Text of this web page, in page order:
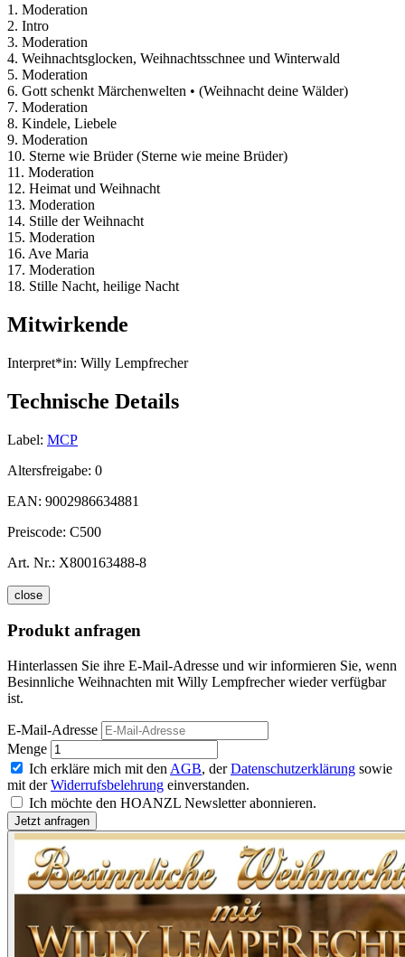
1. Moderation
2. Intro
3. Moderation
4. Weihnachtsglocken, Weihnachtsschnee und Winterwald
5. Moderation
6. Gott schenkt Märchenwelten • (Weihnacht deine Wälder)
7. Moderation
8. Kindele, Liebele
9. Moderation
10. Sterne wie Brüder (Sterne wie meine Brüder)
11. Moderation
12. Heimat und Weihnacht
13. Moderation
14. Stille der Weihnacht
15. Moderation
16. Ave Maria
17. Moderation
18. Stille Nacht, heilige Nacht
Mitwirkende
Interpret*in: Willy Lempfrecher
Technische Details
Label: MCP
Altersfreigabe: 0
EAN: 9002986634881
Preiscode: C500
Art. Nr.: X800163488-8
close
Produkt anfragen
Hinterlassen Sie ihre E-Mail-Adresse und wir informieren Sie, wenn
Besinnliche Weihnachten mit Willy Lempfrecher wieder verfügbar
ist.
E-Mail-Adresse
Menge
Ich erkläre mich mit den AGB, derDatenschutzerklärung sowie
mit derWiderrufsbelehrung einverstanden.
Ich möchte den HOANZL Newsletter abonnieren.